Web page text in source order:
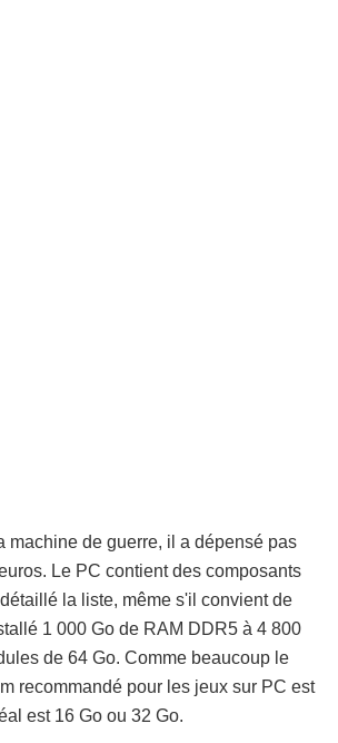
machine de guerre, il a dépensé pas
Le PC contient des composants
la liste, même s'il convient de
1 000 Go de RAM DDR5 à 4 800
de 64 Go. Comme beaucoup le
recommandé pour les jeux sur PC est
est 16 Go ou 32 Go.